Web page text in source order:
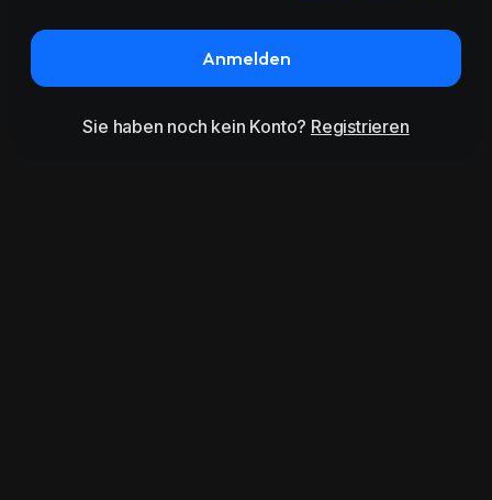
Anmelden
Sie haben noch kein Konto? Registrieren